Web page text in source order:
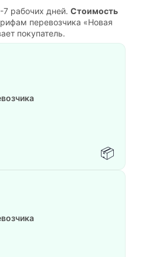
7 рабочих дней. Стоимость
перевозчика «Новая
покупатель.
📦